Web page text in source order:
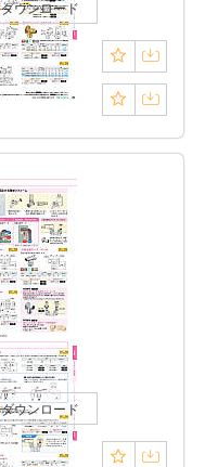
ダウンロード
ダウンロード